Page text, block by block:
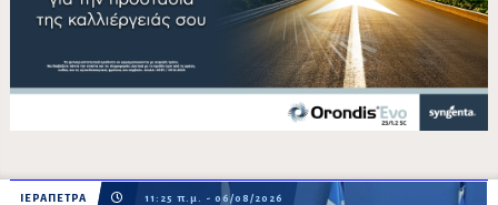
ΙΕΡΑΠΕΤΡΑ 11:25 π.μ. - 06/08/2026